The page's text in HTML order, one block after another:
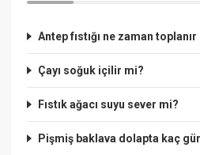
Antep fıstığı ne zaman toplanır
Çayı soğuk içilir mi?
Fıstık ağacı suyu sever mi?
Pişmiş baklava dolapta kaç